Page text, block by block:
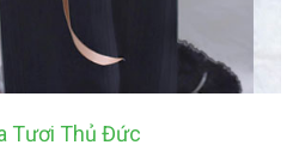
Tươi Thủ Đức